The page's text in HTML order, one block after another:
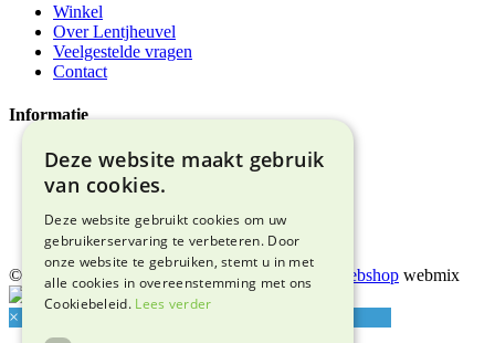
Winkel
Over Lentjheuvel
Veelgestelde vragen
Contact
Informatie
Algemene voorwaarden
Privacyverklaring
Bezorgen & afhalen
Retourneren & garantie
Adres & route
© 2026 Snuffelmarkt Lentjheuvel |
Maatwerk webshop webmix
×
Deze website maakt gebruik
van cookies.
Deze website gebruikt cookies om uw
gebruikerservaring te verbeteren. Door
onze website te gebruiken, stemt u in met
alle cookies in overeenstemming met ons
Cookiebeleid. Lees verder